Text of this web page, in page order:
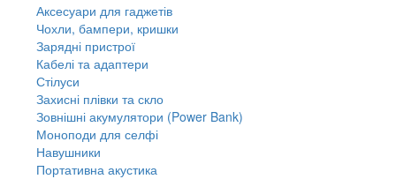
Аксесуари для гаджетів
Чохли, бампери, кришки
Зарядні пристрої
Кабелі та адаптери
Стілуси
Захисні плівки та скло
Зовнішні акумулятори (Power Bank)
Моноподи для селфі
Навушники
Портативна акустика